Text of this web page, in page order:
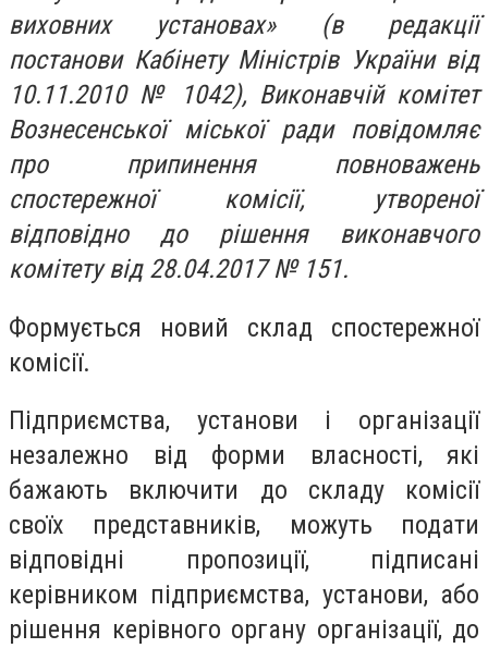
виховних установах» (в редакції
постанови Кабінету Міністрів України від
10.11.2010 № 1042), Виконавчій комітет
Вознесенської міської ради повідомляє
про припинення повноважень
спостережної комісії, утвореної
відповідно до рішення виконавчого
комітету від 28.04.2017 № 151.
Формується новий склад спостережної
комісії.
Підприємства, установи і організації
незалежно від форми власності, які
бажають включити до складу комісії
своїх представників, можуть подати
відповідні пропозиції, підписані
керівником підприємства, установи, або
рішення керівного органу організації, до